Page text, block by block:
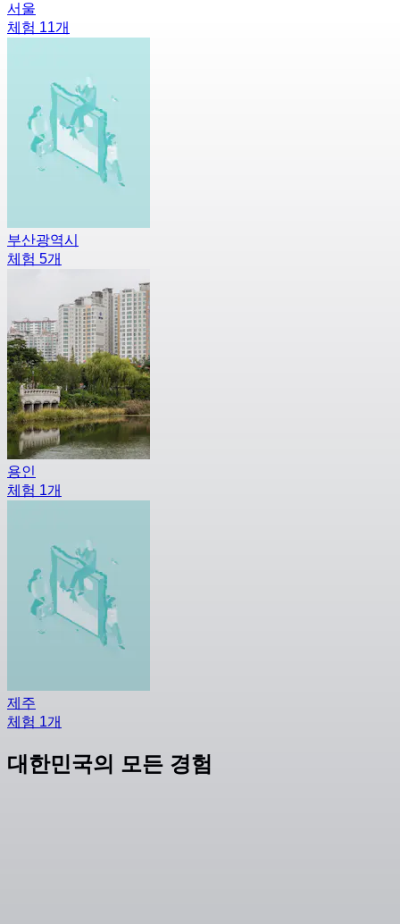
서울
체험 11개
부산광역시
체험 5개
용인
체험 1개
제주
체험 1개
대한민국의 모든 경험